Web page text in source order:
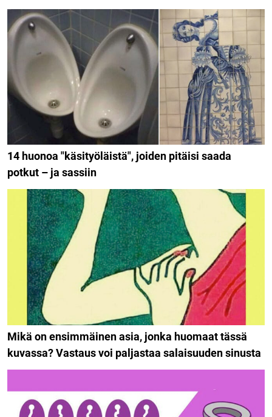
14 huonoa "käsityöläistä", joiden pitäisi saada
potkut – ja sassiin
Mikä on ensimmäinen asia, jonka huomaat tässä
kuvassa? Vastaus voi paljastaa salaisuuden sinusta